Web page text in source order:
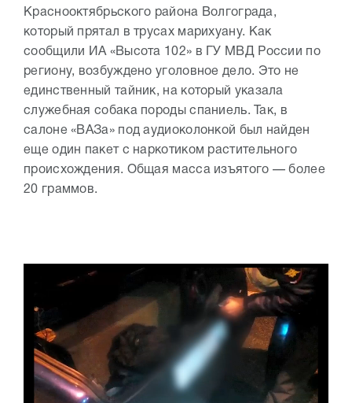
Краснооктябрьского района Волгограда,
который прятал в трусах марихуану. Как
сообщили ИА «Высота 102» в ГУ МВД России по
региону, возбуждено уголовное дело. Это не
единственный тайник, на который указала
служебная собака породы спаниель. Так, в
салоне «ВАЗа» под аудиоколонкой был найден
еще один пакет с наркотиком растительного
происхождения. Общая масса изъятого — более
20 граммов.